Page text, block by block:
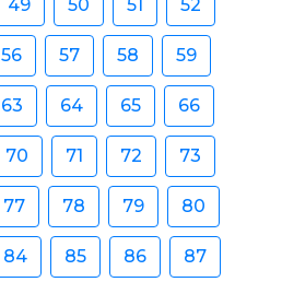
49 50 51 52
56 57 58 59
63 64 65 66
70 71 72 73
77 78 79 80
84 85 86 87